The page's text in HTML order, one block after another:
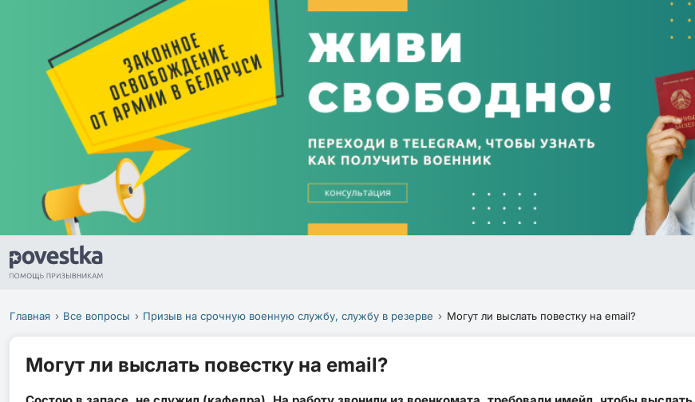
Главная Все вопросы Призыв на срочную военную службу, службу в резерве Могут ли выслать повестку на email?
Могут ли выслать повестку на email?